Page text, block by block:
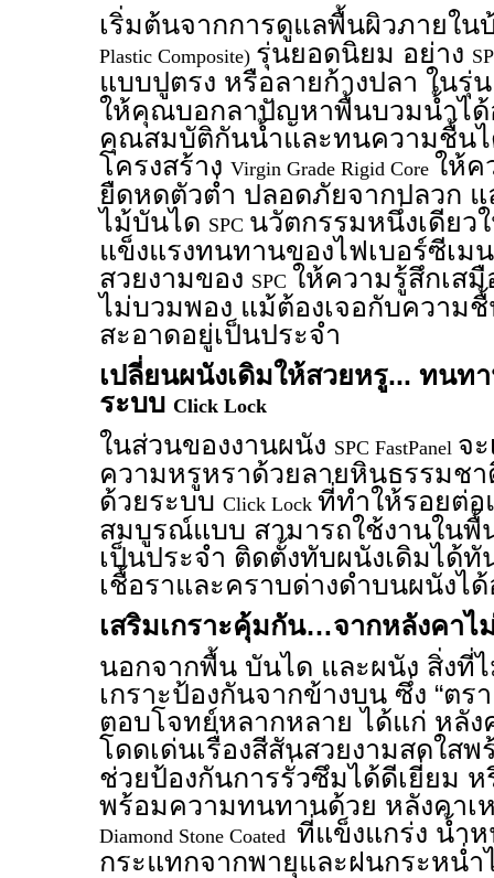
เริ่มต้นจากการดูแลพื้นผิวภายใ
Plastic Composite) รุ่นยอดนิยม อย่าง
แบบปูตรง หรือลายก้างปลา ในรุ่
ให้คุณบอกลาปัญหาพื้นบวมน้ำได้
คุณสมบัติกันน้ำและทนความชื้นไ
โครงสร้าง Virgin Grade Rigid Core ให้ค
ยืดหดตัวต่ำ ปลอดภัยจากปลวก แ
ไม้บันได SPC นวัตกรรมหนึ่งเดียว
แข็งแรงทนทานของไฟเบอร์ซีเม
สวยงามของ SPC ให้ความรู้สึกเส
ไม่บวมพอง แม้ต้องเจอกับความ
สะอาดอยู่เป็นประจำ
เปลี่ยนผนังเดิมให้สวยหรู... ทนท
ระบบ Click Lock
ในส่วนของงานผนัง SPC FastPanel จ
ความหรูหราด้วยลายหินธรรมช
ด้วยระบบ Click Lock ที่ทำให้รอยต่
สมบูรณ์แบบ สามารถใช้งานใน
เป็นประจำ ติดตั้งทับผนังเดิมได้
เชื้อราและคราบด่างดำบนผนังไ
เสริมเกราะคุ้มกัน…จากหลังคา
นอกจากพื้น บันได และผนัง สิ่งที่
เกราะป้องกันจากข้างบน ซึ่ง “ต
ตอบโจทย์หลากหลาย ได้แก่ หลัง
โดดเด่นเรื่องสีสันสวยงามสดใส
ช่วยป้องกันการรั่วซึมได้ดีเยี่ยม
พร้อมความทนทานด้วย หลังคาเ
Diamond Stone Coated ที่แข็งแกร่ง น้ำ
กระแทกจากพายุและฝนกระหน่ำ